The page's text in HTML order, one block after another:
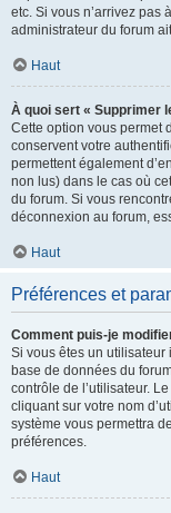
etc. Si vous n’arrivez pas
administrateur du forum
Haut
À quoi sert « Supprimer
Cette option vous permet
conservent votre
permettent également
non lus) dans le cas où
du forum. Si vous
déconnexion au forum,
Haut
Préférences et
Comment puis-je
Si vous êtes un utilisateur
base de données du
contrôle de l’utilisateur.
cliquant sur votre nom
système vous permettra
préférences.
Haut